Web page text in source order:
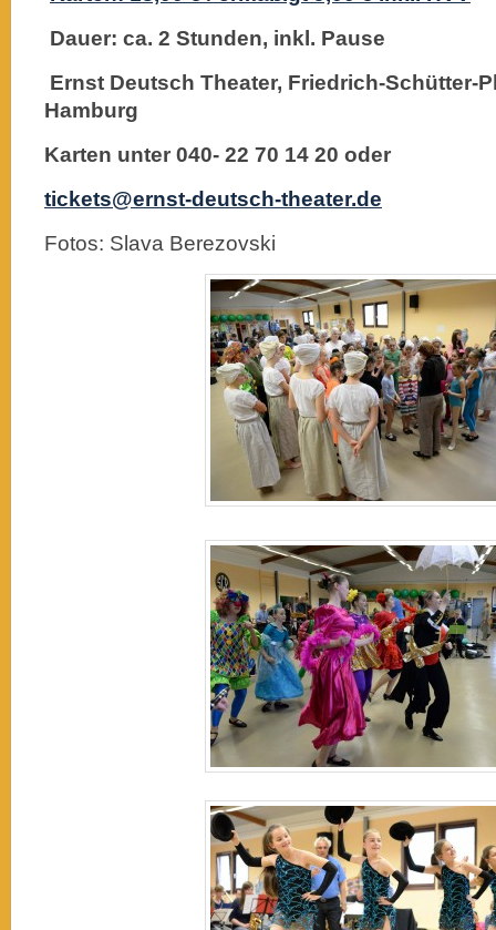
Dauer: ca. 2 Stunden, inkl. Pause
Ernst Deutsch Theater, Friedrich-Schütter-
Hamburg
Karten unter 040- 22 70 14 20 oder
tickets@ernst-deutsch-theater.de
Fotos: Slava Berezovski